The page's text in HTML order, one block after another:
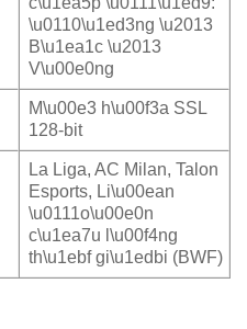
\u0110\u1ed3ng \u2013
B\u1ea1c \u2013
V\u00e0ng
M\u00e3 h\u00f3a SSL
128-bit
La Liga, AC Milan, Talon
Esports, Li\u00ean
\u0111o\u00e0n
c\u1ea7u l\u00f4ng
th\u1ebf gi\u1edbi (BWF)